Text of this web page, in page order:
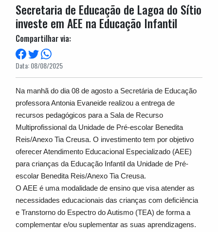
Secretaria de Educação de Lagoa do Sítio
investe em AEE na Educação Infantil
Compartilhar via:
Data: 08/08/2025
Na manhã do dia 08 de agosto a Secretária de Educação
professora Antonia Evaneide realizou a entrega de
recursos pedagógicos para a Sala de Recurso
Multiprofissional da Unidade de Pré-escolar Benedita
Reis/Anexo Tia Creusa. O investimento tem por objetivo
oferecer Atendimento Educacional Especializado (AEE)
para crianças da Educação Infantil da Unidade de Pré-
escolar Benedita Reis/Anexo Tia Creusa.
O AEE é uma modalidade de ensino que visa atender as
necessidades educacionais das crianças com deficiência
e Transtorno do Espectro do Autismo (TEA) de forma a
complementar e/ou suplementar as suas aprendizagens.